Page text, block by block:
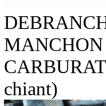
chiant)